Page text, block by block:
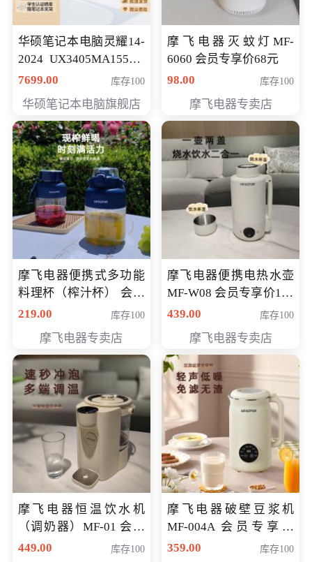
华硕笔记本电脑灵耀14-
2024 UX3405MA155夜
空蓝 oled 智慧轻薄本 会
7699.00 库存100
华硕笔记本电脑旗舰店
摩飞电器灭蚊灯MF-
6060 会员专享价68元
98.00
库存100
摩飞电器专卖店
摩飞电器便携式多功能
料理杯（榨汁杯） 会员
专享价118元
219.00 库存100
摩飞电器专卖店
摩飞电器便携电热水壶
MF-W08 会员专享价198
元
439.00 库存100
摩飞电器专卖店
摩飞电器恒温饮水机
（调奶器）MF-01 会员
专享价366元
449.00 库存100
摩飞电器破壁豆浆机
MF-004A 会员专享价
168元
359.00 库存100